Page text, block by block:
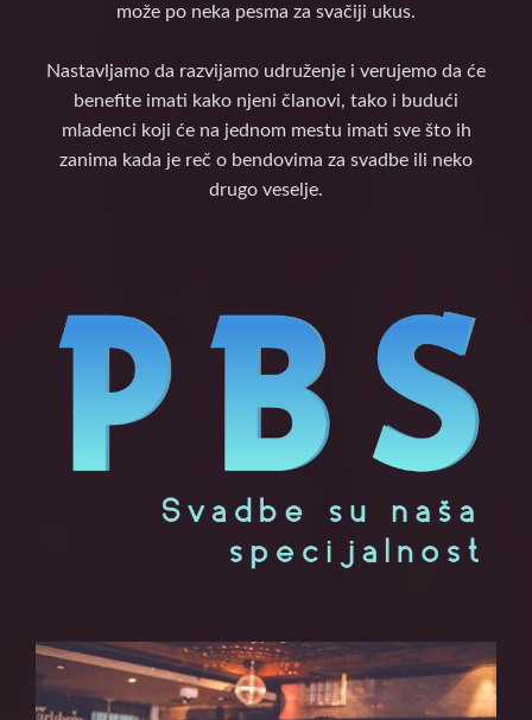
može po neka pesma za svačiji ukus.
Nastavljamo da razvijamo udruženje i verujemo da će
benefite imati kako njeni članovi, tako i budući
mladenci koji će na jednom mestu imati sve što ih
zanima kada je reč o bendovima za svadbe ili neko
drugo veselje.